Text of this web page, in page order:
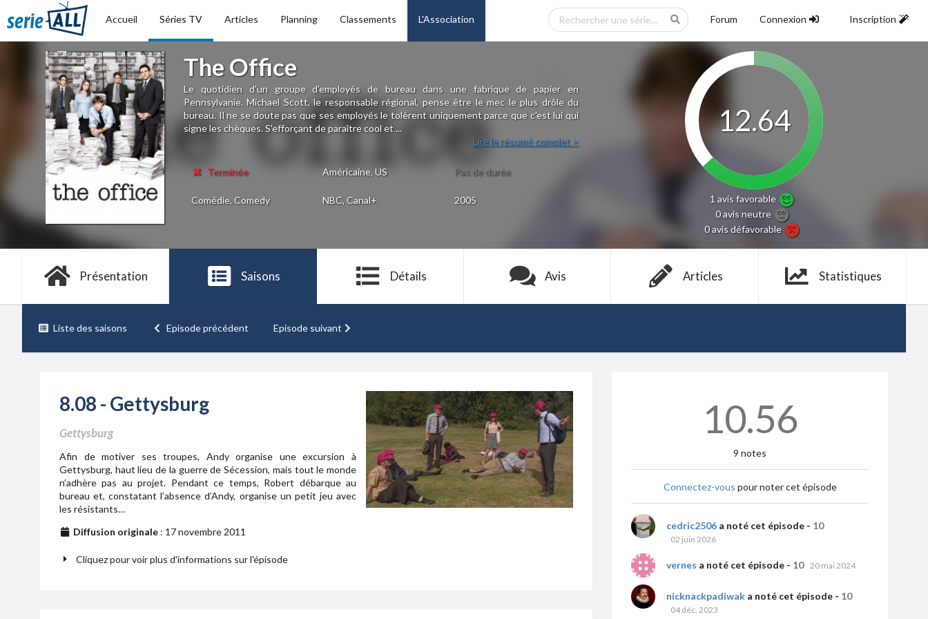
Accueil Séries TV Articles Planning Classements L'Association Forum Connexion Inscription
The Office
Le quotidien d'un groupe d'employés de bureau dans une fabrique de papier en
Pennsylvanie. Michael Scott, le responsable régional, pense être le mec le plus drôle du
bureau. Il ne se doute pas que ses employés le tolèrent uniquement parce que c'est lui qui
signe les chèques. S'efforçant de paraître cool et ...
Lire le résumé complet >
Terminée Américaine, US Pas de durée
Comédie, Comedy NBC, Canal+ 2005
12.64
1 avisfavorable
0 avisneutre
0 avisdéfavorable
Présentation Saisons Détails Avis Articles Statistiques
Liste des saisons Episode précédent Episode suivant
8.08 - Gettysburg
Gettysburg
Afin de motiver ses troupes, Andy organise une excursion à
Gettysburg, haut lieu de la guerre de Sécession, mais tout le monde
n’adhère pas au projet. Pendant ce temps, Robert débarque au
bureau et, constatant l’absence d’Andy, organise un petit jeu avec
les résistants…
Diffusion originale : 17 novembre 2011
Cliquez pour voir plus d'informations sur l'épisode
10.56
9 notes
Connectez-vous pour noter cet épisode
cedric2506 a noté cet épisode - 10
02 juin 2026
vernes a noté cet épisode - 10 20 mai 2024
nicknackpadiwak a noté cet épisode - 10
04 déc. 2023